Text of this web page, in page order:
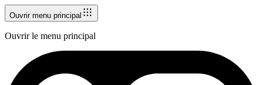
Ouvrir menu principal
Ouvrir le menu principal